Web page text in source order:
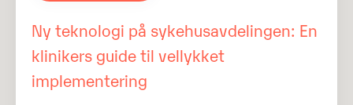
Ny teknologi på sykehusavdelingen: En
klinikers guide til vellykket
implementering